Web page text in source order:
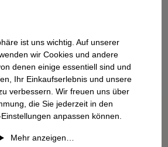
ist uns wichtig. Auf unserer
wir Cookies und andere
denen einige essentiell sind und
Ihr Einkaufserlebnis und unsere
verbessern. Wir freuen uns über
die Sie jederzeit in den
anpassen können.
Mehr anzeigen…